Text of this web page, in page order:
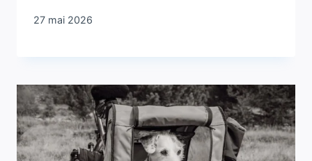
27 mai 2026